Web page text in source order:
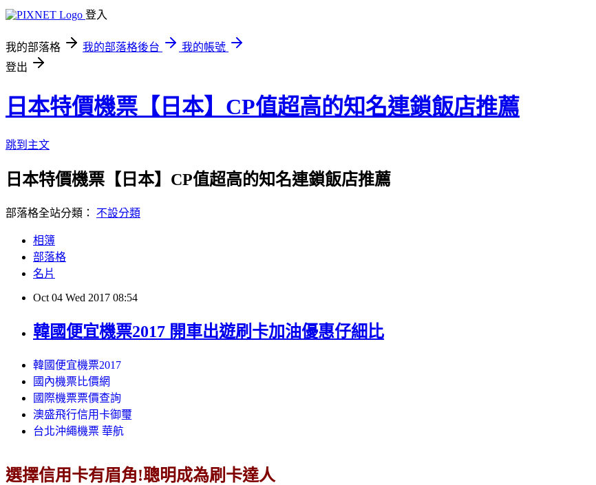
登入
我的部落格 我的部落格後台
我的帳號
登出
日本特價機票【日本】CP值超高的知名連鎖飯店推薦
跳到主文
日本特價機票【日本】CP值超高的知名連鎖飯店推薦
部落格全站分類： 不設分類
相簿
部落格
名片
Oct 04 Wed 2017 08:54
韓國便宜機票2017 開車出遊刷卡加油優惠仔細比
韓國便宜機票2017
國內機票比價網
國際機票票價查詢
澳盛飛行信用卡御璽
台北沖繩機票 華航
選擇信用卡有眉角!聰明成為刷卡達人